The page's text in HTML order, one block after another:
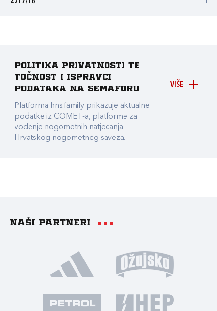
2017/18
VIŠE
Politika privatnosti te
točnost i ispravci
podataka na Semaforu
Platforma hns.family prikazuje aktualne
podatke iz COMET-a, platforme za
vođenje nogometnih natjecanja
Hrvatskog nogometnog saveza.
Naši partneri